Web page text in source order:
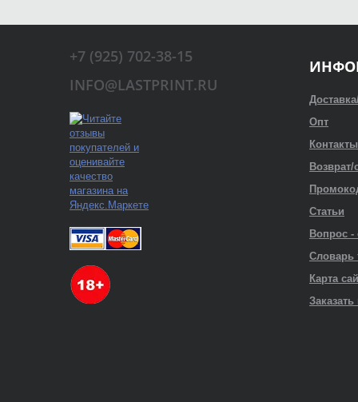
+7 (925) 702-38-15
INFO@LASTPRINT.RU
Опт
Контакты
Статьи
Вопрос -
Словарь
Карта